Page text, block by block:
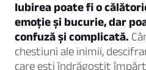
Iubirea poate fi o
emoție și bucurie, dar
confuză și complicată.
chestiuni ale inimii,
care ești îndrăgostit